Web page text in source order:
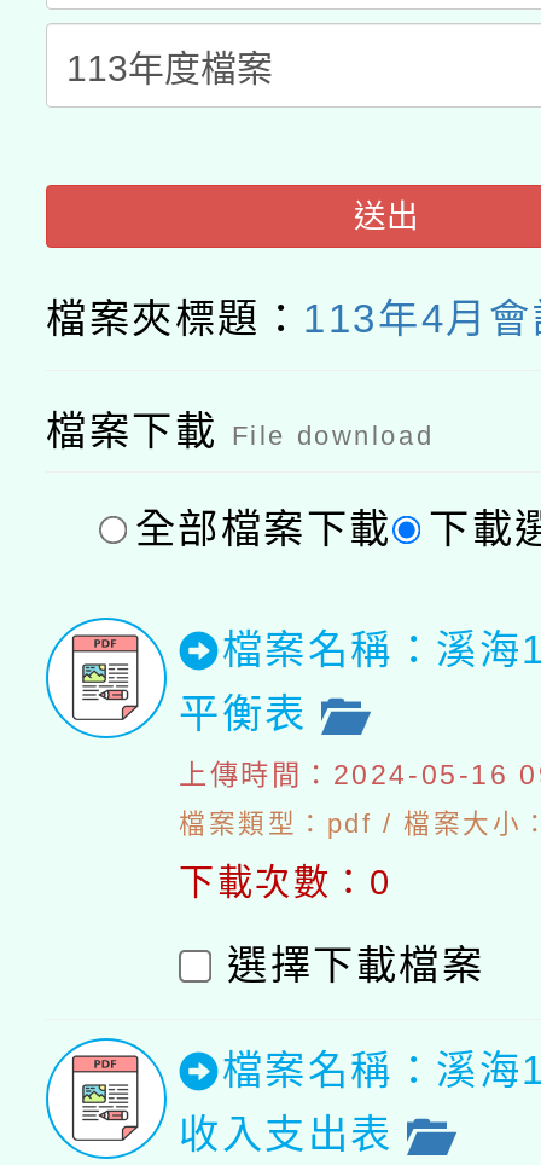
送出
檔案夾標題： 113年4月
檔案下載 File download
全部檔案下載 下載
檔案名稱：溪海
平衡表
上傳時間：2024-05-16
檔案類型：pdf / 檔案大小
下載次數：0
選擇下載檔案
檔案名稱：溪海
收入支出表